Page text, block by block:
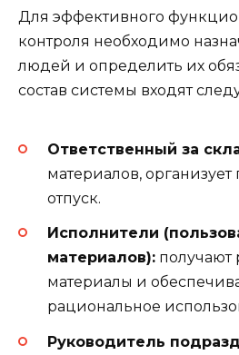
Для эффективного
контроля необходимо
людей и определить их
состав системы входят
Ответственный за
материалов,
отпуск.
Исполнители
материалов): получают
материалы и
рациональное
Руководитель